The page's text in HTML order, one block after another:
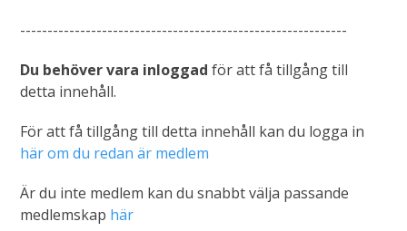
------------------------------------------------------------
Du behöver vara inloggad för att få tillgång till
detta innehåll.
För att få tillgång till detta innehåll kan du logga in
här om du redan är medlem
Är du inte medlem kan du snabbt välja passande
medlemskap här